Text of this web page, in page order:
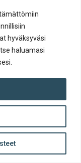
hyväksyväsi
haluamasi
ylös